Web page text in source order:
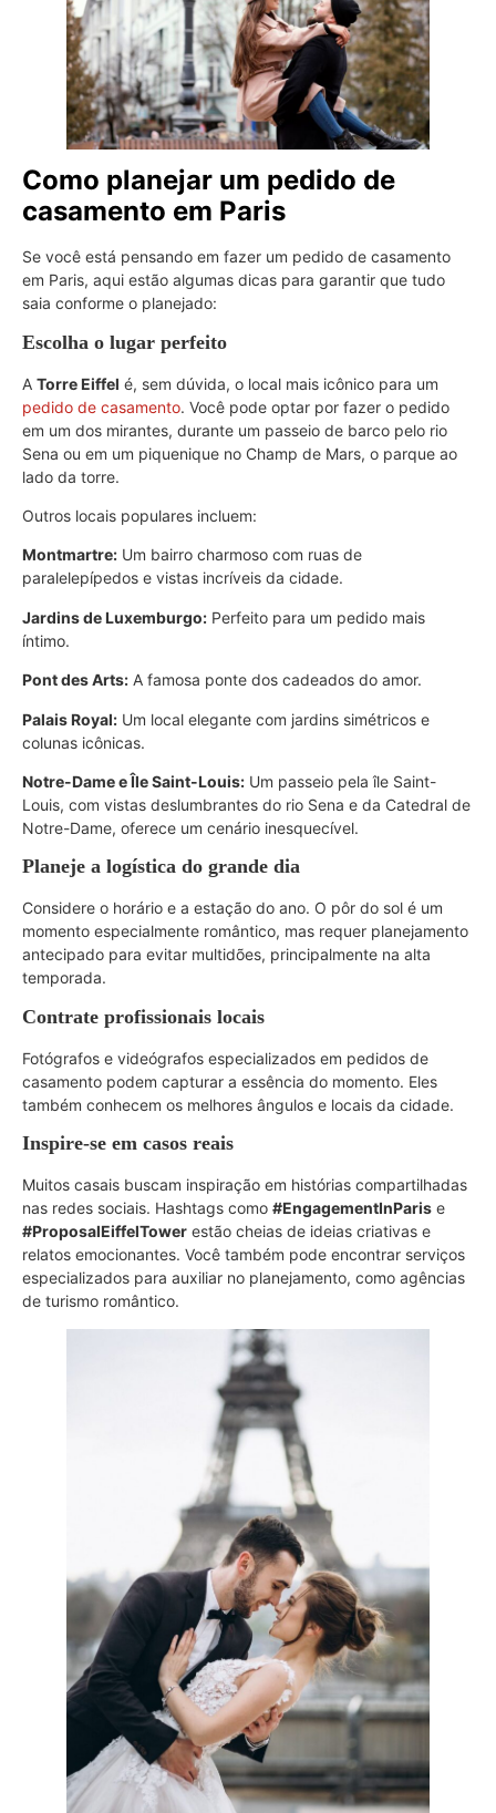
Como planejar um pedido de
casamento em Paris
Se você está pensando em fazer um pedido de casamento
em Paris, aqui estão algumas dicas para garantir que tudo
saia conforme o planejado:
Escolha o lugar perfeito
A Torre Eiffel é, sem dúvida, o local mais icônico para um
pedido de casamento. Você pode optar por fazer o pedido
em um dos mirantes, durante um passeio de barco pelo rio
Sena ou em um piquenique no Champ de Mars, o parque ao
lado da torre.
Outros locais populares incluem:
Montmartre: Um bairro charmoso com ruas de
paralelepípedos e vistas incríveis da cidade.
Jardins de Luxemburgo: Perfeito para um pedido mais
íntimo.
Pont des Arts: A famosa ponte dos cadeados do amor.
Palais Royal: Um local elegante com jardins simétricos e
colunas icônicas.
Notre-Dame e Île Saint-Louis: Um passeio pela île Saint-
Louis, com vistas deslumbrantes do rio Sena e da Catedral de
Notre-Dame, oferece um cenário inesquecível.
Planeje a logística do grande dia
Considere o horário e a estação do ano. O pôr do sol é um
momento especialmente romântico, mas requer planejamento
antecipado para evitar multidões, principalmente na alta
temporada.
Contrate profissionais locais
Fotógrafos e videógrafos especializados em pedidos de
casamento podem capturar a essência do momento. Eles
também conhecem os melhores ângulos e locais da cidade.
Inspire-se em casos reais
Muitos casais buscam inspiração em histórias compartilhadas
nas redes sociais. Hashtags como #EngagementInParis e
#ProposalEiffelTower estão cheias de ideias criativas e
relatos emocionantes. Você também pode encontrar serviços
especializados para auxiliar no planejamento, como agências
de turismo romântico.